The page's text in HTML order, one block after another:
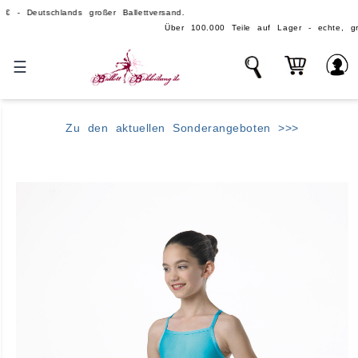
großer Ballettversand.
Über 100.000 Teile auf Lager - echte, große
☰
Zu den aktuellen Sonderangeboten >>>